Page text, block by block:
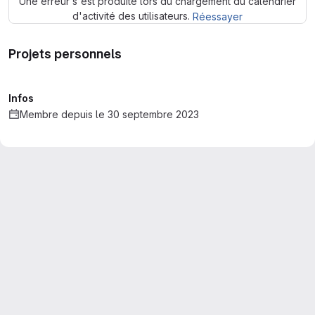
d'activité des utilisateurs. Réessayer
Projets personnels
Infos
Membre depuis le 30 septembre 2023